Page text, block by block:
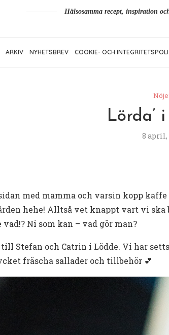
Hälsosamma recept, inspiration
ARKIV NYHETSBREV COOKIE- OCH
Lörda’
8 april,
med mamma och varsin kopp
hehe! Alltså vet knappt vart vi ska
Ni som kan – vad gör man?
Stefan och Catrin i Lödde. Vi har
fräscha sallader och tillbehör 💕